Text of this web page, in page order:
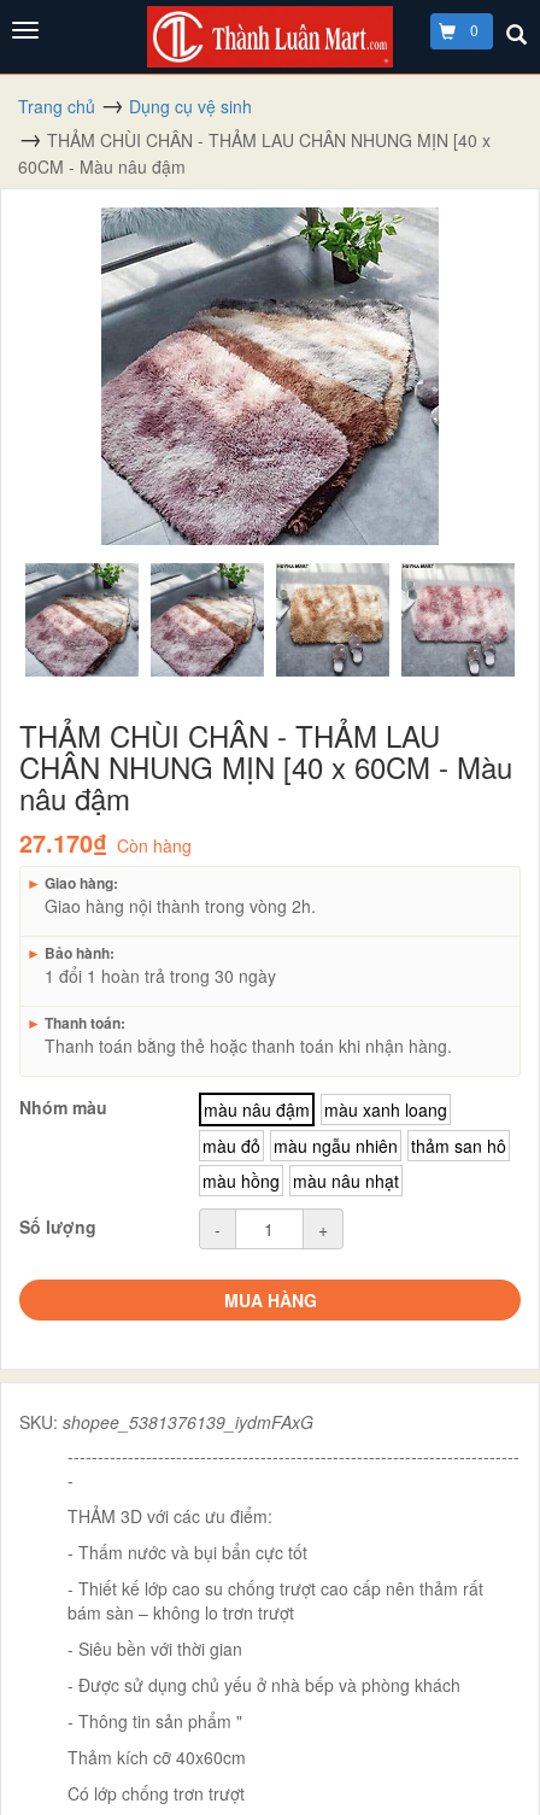
0
Trang chủ
Dụng cụ vệ sinh
THẢM CHÙI CHÂN - THẢM LAU CHÂN NHUNG MỊN [40 x
60CM - Màu nâu đậm
THẢM CHÙI CHÂN - THẢM LAU
CHÂN NHUNG MỊN [40 x 60CM - Màu
nâu đậm
27.170₫ Còn hàng
► Giao hàng:
Giao hàng nội thành trong vòng 2h.
► Bảo hành:
1 đổi 1 hoàn trả trong 30 ngày
► Thanh toán:
Thanh toán bằng thẻ hoặc thanh toán khi nhận hàng.
Nhóm màu màu nâu đậm
màu xanh loang
màu đỏ
màu ngẫu nhiên thảm san hô
màu hồng
màu nâu nhạt
Số lượng
- +
MUA HÀNG
SKU: shopee_5381376139_iydmFAxG
---------------------------------------------------------------------------
-
THẢM 3D với các ưu điểm:
- Thấm nước và bụi bẩn cực tốt
- Thiết kế lớp cao su chống trượt cao cấp nên thảm rất
bám sàn – không lo trơn trượt
- Siêu bền với thời gian
- Được sử dụng chủ yếu ở nhà bếp và phòng khách
- Thông tin sản phẩm "
Thảm kích cỡ 40x60cm
Có lớp chống trơn trượt